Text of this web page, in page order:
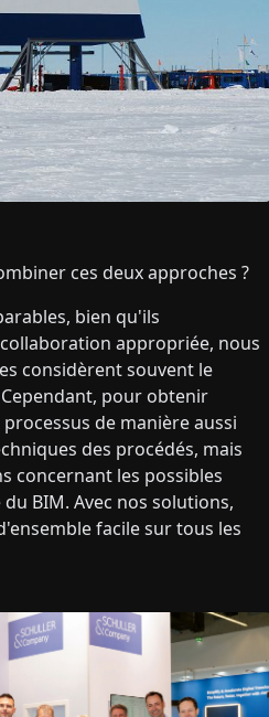
ces deux approches ?
bien qu'ils
appropriée, nous
considèrent souvent le
pour obtenir
de manière aussi
des procédés, mais
concernant les possibles
BIM. Avec nos solutions,
facile sur tous les